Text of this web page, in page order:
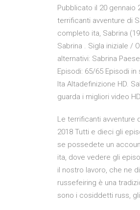
Pubblicato il 20 gennaio
terrificanti avventure di
completo ita, Sabrina
Sabrina . Sigla iniziale /
alternativi: Sabrina
Episodi: 65/65 Episodi
Ita Altadefinizione HD.
guarda i migliori video
Le terrificanti avventure
2018 Tutti e dieci gli
se possedete un
ita, dove vedere gli
il nostro lavoro, che ne
russefeiring è una
sono i cosiddetti russ,